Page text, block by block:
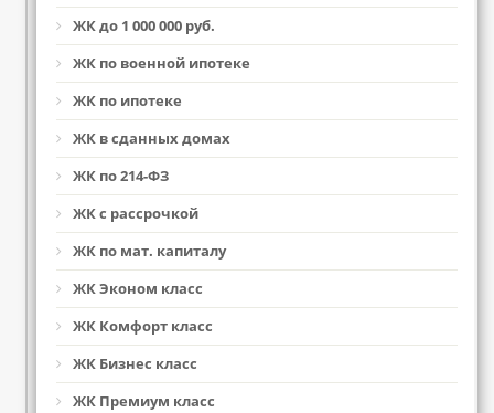
ЖК до 1 000 000 руб.
ЖК по военной ипотеке
ЖК по ипотеке
ЖК в сданных домах
ЖК по 214-ФЗ
ЖК с рассрочкой
ЖК по мат. капиталу
ЖК Эконом класс
ЖК Комфорт класс
ЖК Бизнес класс
ЖК Премиум класс